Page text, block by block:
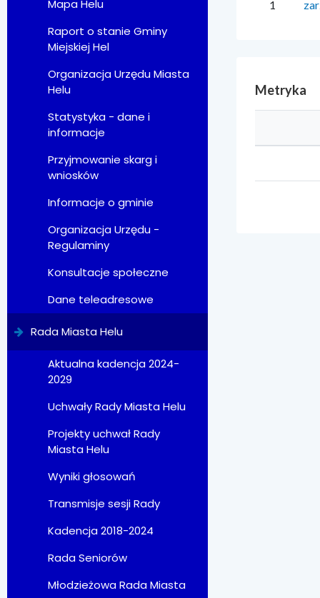
Mapa Helu
Raport o stanie Gminy
Miejskiej Hel
Organizacja Urzędu Miasta
Helu
Statystyka - dane i
informacje
Przyjmowanie skarg i
wniosków
Informacje o gminie
Organizacja Urzędu -
Regulaminy
Konsultacje społeczne
Dane teleadresowe
Rada Miasta Helu
Aktualna kadencja 2024-
2029
Uchwały Rady Miasta Helu
Projekty uchwał Rady
Miasta Helu
Wyniki głosowań
Transmisje sesji Rady
Kadencja 2018-2024
Rada Seniorów
Młodzieżowa Rada Miasta
1
Metryka